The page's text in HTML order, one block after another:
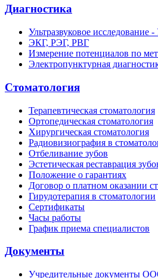
Диагностика
Ультразвуковое исследование
ЭКГ, РЭГ, РВГ
Измерение потенциалов по
Электропунктурная
Стоматология
Терапевтическая стоматология
Ортопедическая стоматология
Хирургическая стоматология
Радиовизиография в
Отбеливание зубов
Эстетическая реставрация
Положение о гарантиях
Договор о платном оказании
Гирудотерапия в стоматологии
Сертификаты
Часы работы
График приема специалистов
Документы
Учредительные документы